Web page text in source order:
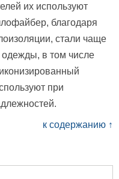
их используют
благодаря
стали чаще
в том числе
при
к содержанию ↑